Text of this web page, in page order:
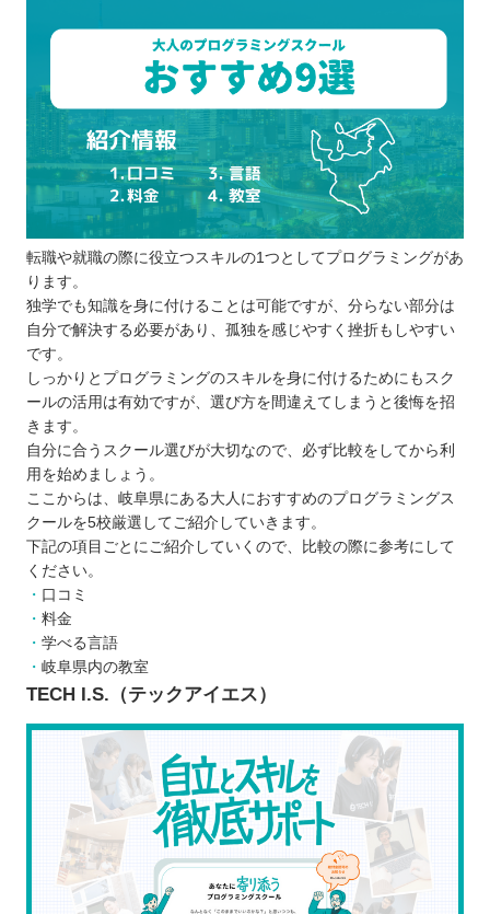
スクールの口コミ・体験談を確認する
説明会や体験レッスンには必ず参加する
プログラミングスクールを比較するときの5つのポ
イント
受講形式が自分に適しているか
通いやすいか
サポート体制が充実しているか
カリキュラムの質はどうか
プログラミングスクールに通う5つのメリット
独学よりも効率的に学べる
相談しやすい学習環境
実務に役立つスキルを学べる
就職・転職が有利になる
プログラミングスクールに通う3つのデメリット
自分の目標と学習内容が合わないことがあ
どんなプログラミング言語を学ぶのが良いのか
子ども向けと大人向けにプログラミングスクールに
違いはあるか
お得にプログラミングスクールに通える制度
・専門実践教育訓練
・特定一般教育訓練
・一般教育訓練
プログラミングスクールで挫折しないために
【岐阜】子ども向けのおすすめプログラミングス
転職や就職の際に役立つスキルの1つとしてプログラミングがあ
ります。
独学でも知識を身に付けることは可能ですが、分らない部分は
自分で解決する必要があり、孤独を感じやすく挫折もしやすい
です。
しっかりとプログラミングのスキルを身に付けるためにもスク
ールの活用は有効ですが、選び方を間違えてしまうと後悔を招
きます。
自分に合うスクール選びが大切なので、必ず比較をしてから利
用を始めましょう。
ここからは、岐阜県にある大人におすすめのプログラミングス
クールを5校厳選してご紹介していきます。
下記の項目ごとにご紹介していくので、比較の際に参考にして
ください。
口コミ
料金
学べる言語
岐阜県内の教室
TECH I.S.（テックアイエス）